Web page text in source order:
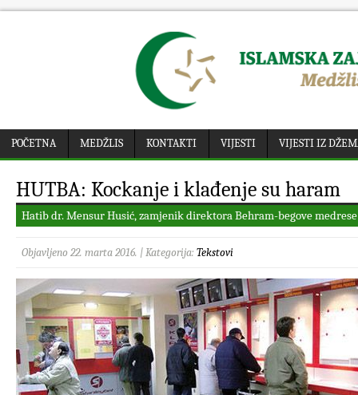
POČETNA MEDŽLIS KONTAKTI VIJESTI VIJESTI IZ
HUTBA: Kockanje i klađenje su haram
Hatib dr. Mensur Husić, zamjenik direktora Behram-begove
Objavljeno 22. marta 2016. | Kategorija: Tekstovi